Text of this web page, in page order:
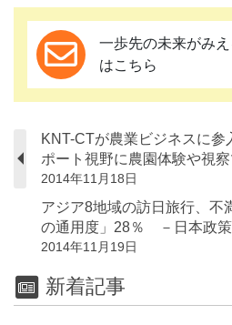
一歩先の未来がみ
はこちら
KNT-CTが農業ビジネスに参
ポート視野に農園体験や視
2014年11月18日
アジア8地域の訪日旅行、不
の通用度」28％ －日本政
2014年11月19日
新着記事